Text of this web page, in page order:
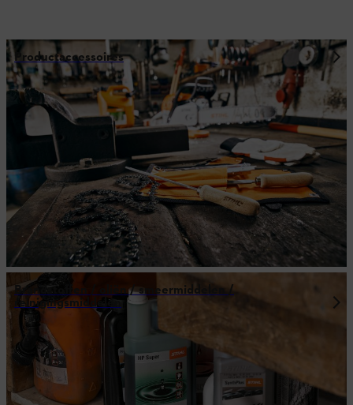
Productaccessoires
Brandstoffen / oliën / smeermiddelen /
reinigingsmiddelen